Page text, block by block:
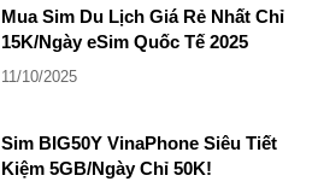
Mua Sim Du Lịch Giá Rẻ Nhất Chỉ
15K/Ngày eSim Quốc Tế 2025
11/10/2025
Sim BIG50Y VinaPhone Siêu Tiết
Kiệm 5GB/Ngày Chỉ 50K!